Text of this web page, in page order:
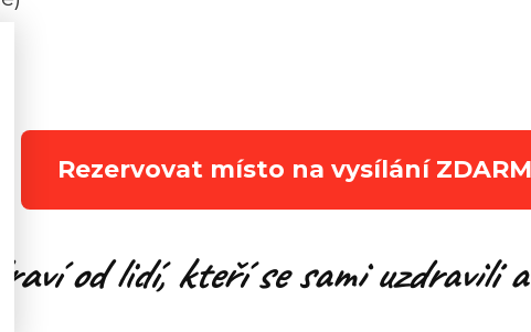
Rezervovat místo na vysílání
od lidí, kteří se sami uzdravili